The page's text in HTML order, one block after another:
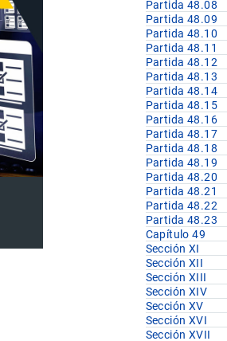
Partida 48.08
Partida 48.09
Partida 48.10
Partida 48.11
Partida 48.12
Partida 48.13
Partida 48.14
Partida 48.15
Partida 48.16
Partida 48.17
Partida 48.18
Partida 48.19
Partida 48.20
Partida 48.21
Partida 48.22
Partida 48.23
Capítulo 49
Sección XI
Sección XII
Sección XIII
Sección XIV
Sección XV
Sección XVI
Sección XVII